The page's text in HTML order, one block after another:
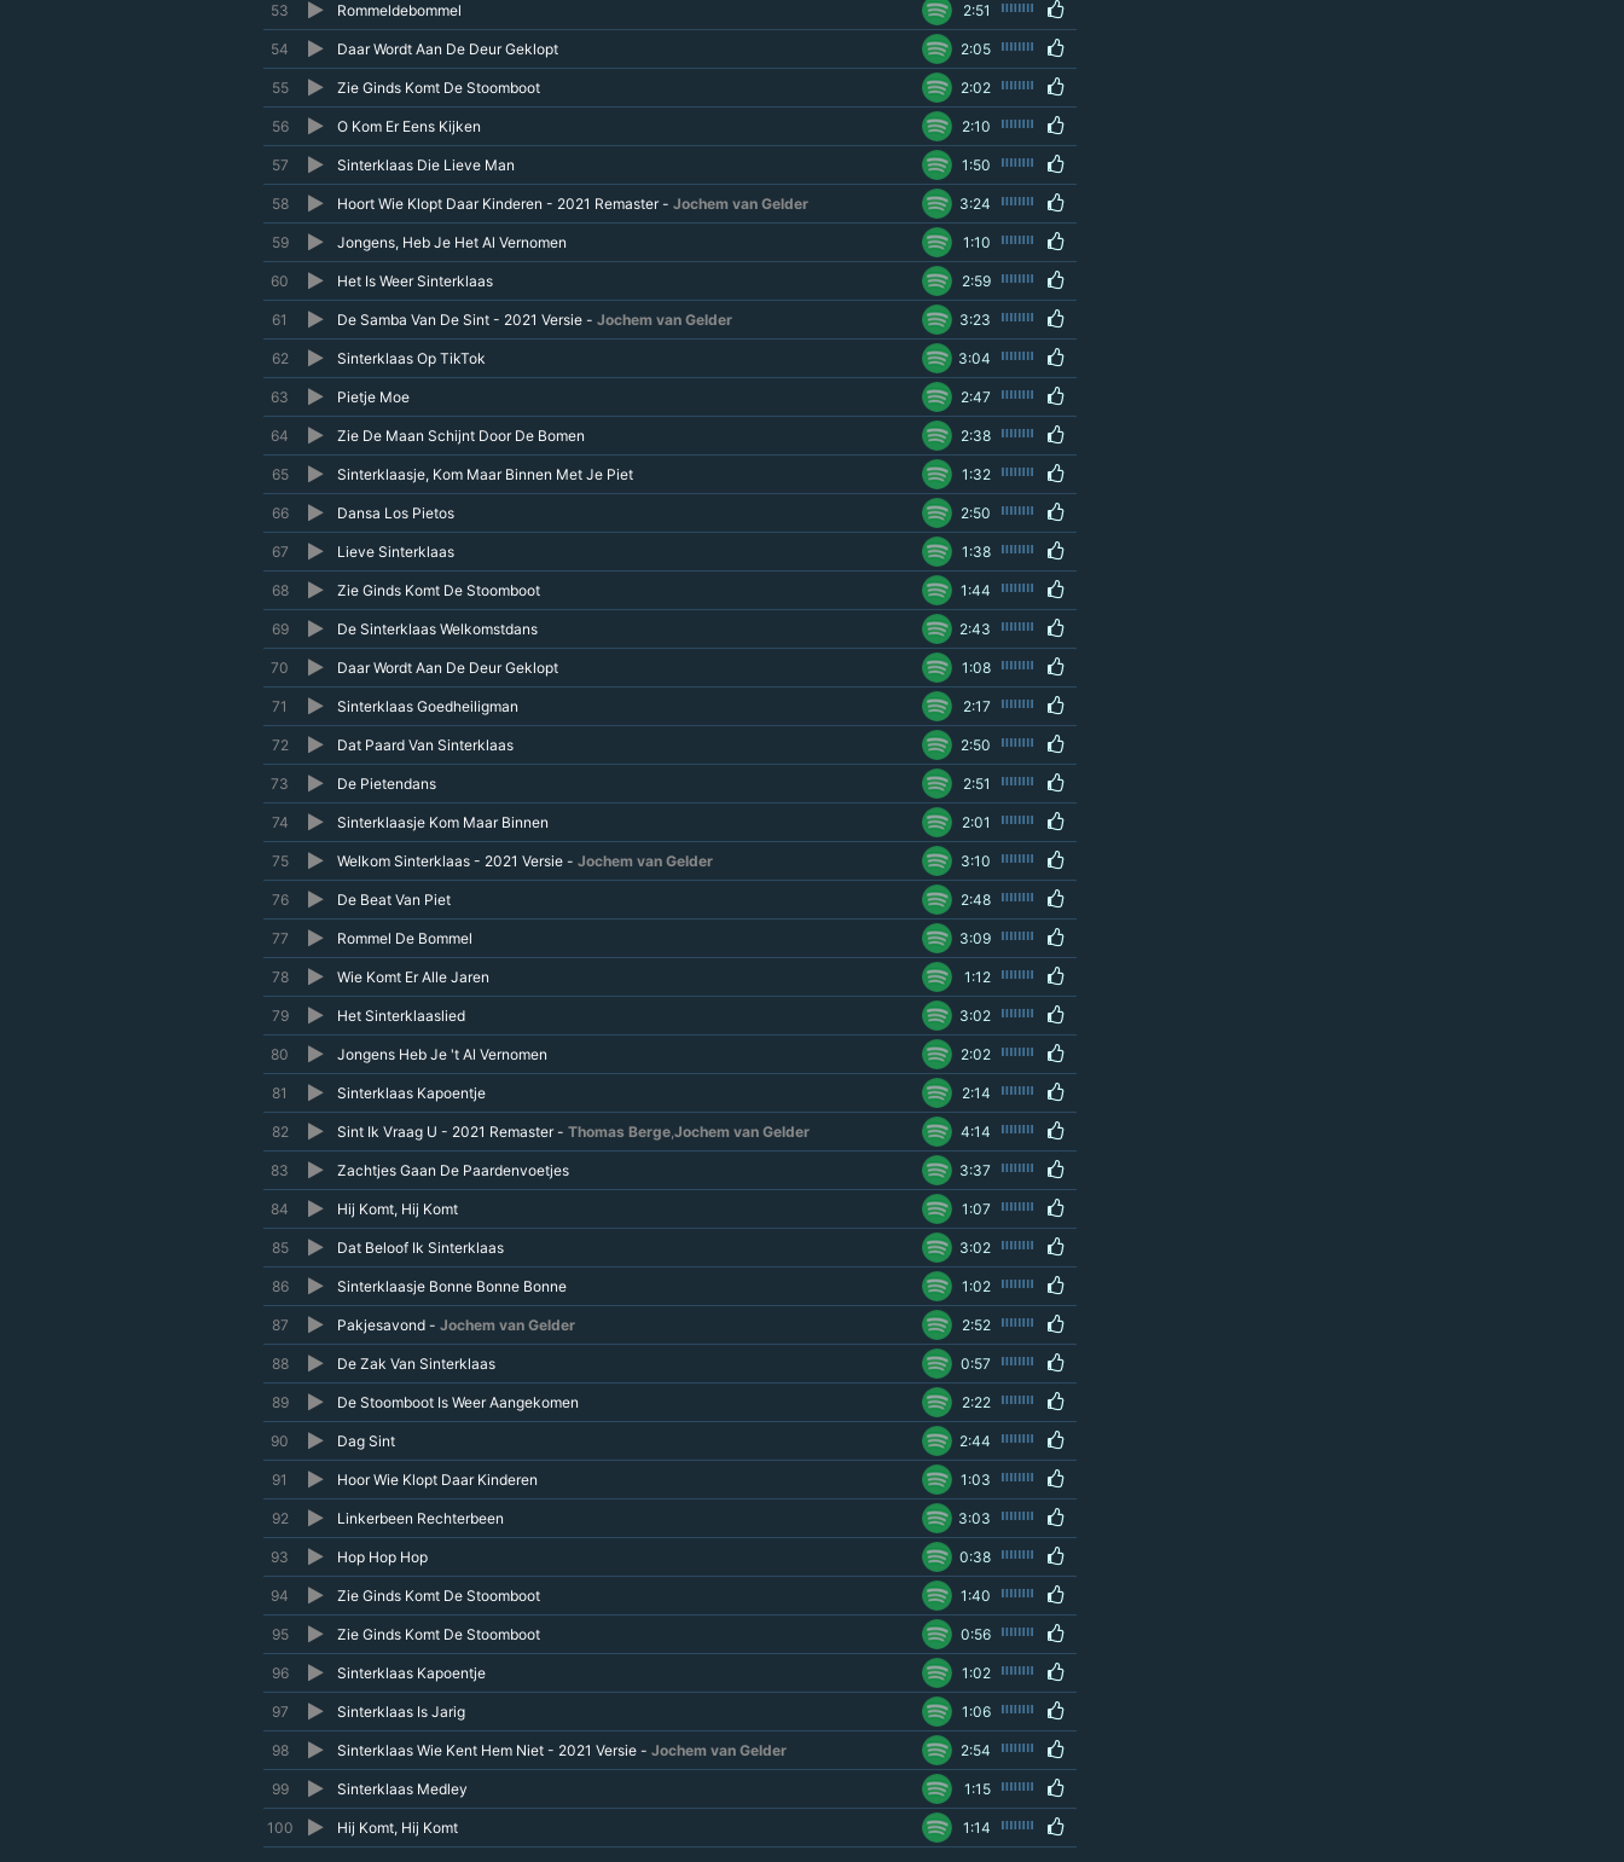
53 Rommeldebommel 2:51
54 Daar Wordt Aan De Deur Geklopt 2:05
55 Zie Ginds Komt De Stoomboot 2:02
56 O Kom Er Eens Kijken 2:10
57 Sinterklaas Die Lieve Man 1:50
58 Hoort Wie Klopt Daar Kinderen - 2021 Remaster - Jochem van Gelder 3:24
59 Jongens, Heb Je Het Al Vernomen 1:10
60 Het Is Weer Sinterklaas 2:59
61 De Samba Van De Sint - 2021 Versie - Jochem van Gelder 3:23
62 Sinterklaas Op TikTok 3:04
63 Pietje Moe 2:47
64 Zie De Maan Schijnt Door De Bomen 2:38
65 Sinterklaasje, Kom Maar Binnen Met Je Piet 1:32
66 Dansa Los Pietos 2:50
67 Lieve Sinterklaas 1:38
68 Zie Ginds Komt De Stoomboot 1:44
69 De Sinterklaas Welkomstdans 2:43
70 Daar Wordt Aan De Deur Geklopt 1:08
71 Sinterklaas Goedheiligman 2:17
72 Dat Paard Van Sinterklaas 2:50
73 De Pietendans 2:51
74 Sinterklaasje Kom Maar Binnen 2:01
75 Welkom Sinterklaas - 2021 Versie - Jochem van Gelder 3:10
76 De Beat Van Piet 2:48
77 Rommel De Bommel 3:09
78 Wie Komt Er Alle Jaren 1:12
79 Het Sinterklaaslied 3:02
80 Jongens Heb Je 't Al Vernomen 2:02
81 Sinterklaas Kapoentje 2:14
82 Sint Ik Vraag U - 2021 Remaster - Thomas Berge,Jochem van Gelder 4:14
83 Zachtjes Gaan De Paardenvoetjes 3:37
84 Hij Komt, Hij Komt 1:07
85 Dat Beloof Ik Sinterklaas 3:02
86 Sinterklaasje Bonne Bonne Bonne 1:02
87 Pakjesavond - Jochem van Gelder 2:52
88 De Zak Van Sinterklaas 0:57
89 De Stoomboot Is Weer Aangekomen 2:22
90 Dag Sint 2:44
91 Hoor Wie Klopt Daar Kinderen 1:03
92 Linkerbeen Rechterbeen 3:03
93 Hop Hop Hop 0:38
94 Zie Ginds Komt De Stoomboot 1:40
95 Zie Ginds Komt De Stoomboot 0:56
96 Sinterklaas Kapoentje 1:02
97 Sinterklaas Is Jarig 1:06
98 Sinterklaas Wie Kent Hem Niet - 2021 Versie - Jochem van Gelder 2:54
99 Sinterklaas Medley 1:15
100 Hij Komt, Hij Komt 1:14